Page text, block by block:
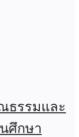
ธรรมและ
ศึกษา